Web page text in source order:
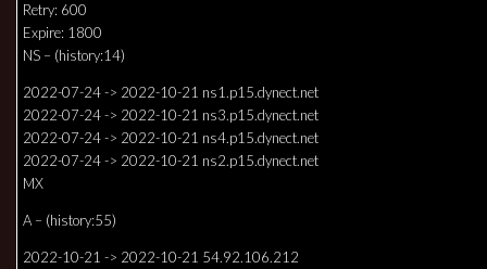
Retry: 600
Expire: 1800
NS – (history:14)
2022-07-24 -> 2022-10-21 ns1.p15.dynect.net
2022-07-24 -> 2022-10-21 ns3.p15.dynect.net
2022-07-24 -> 2022-10-21 ns4.p15.dynect.net
2022-07-24 -> 2022-10-21 ns2.p15.dynect.net
MX
A – (history:55)
2022-10-21 -> 2022-10-21 54.92.106.212